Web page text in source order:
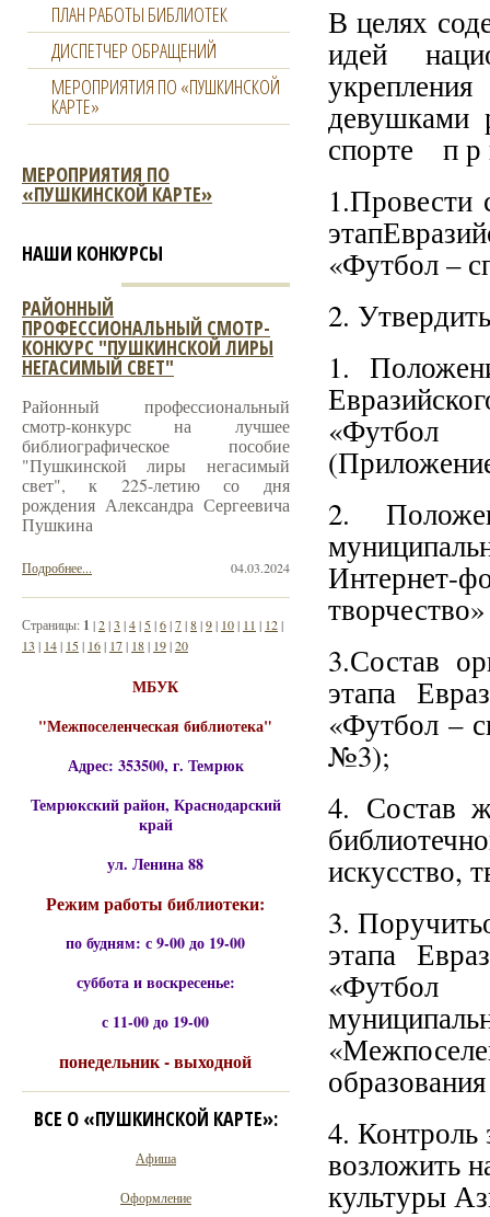
В целях
идей
девушками
спорте п р
1.Провести
«Футбол –
2.
1.
«Футбол
2.
3.Состав
этапа
«Футбол –
№3);
4. Состав
искусство,
3.
этапа
«Футбол
4. Контроль
возложить
культуры
ПЛАН РАБОТЫ БИБЛИОТЕК
ДИСПЕТЧЕР ОБРАЩЕНИЙ
МЕРОПРИЯТИЯ ПО «ПУШКИНСКОЙ
КАРТЕ»
МЕРОПРИЯТИЯ ПО
«ПУШКИНСКОЙ КАРТЕ»
НАШИ КОНКУРСЫ
РАЙОННЫЙ
ПРОФЕССИОНАЛЬНЫЙ СМОТР-
КОНКУРС "ПУШКИНСКОЙ ЛИРЫ
НЕГАСИМЫЙ СВЕТ"
Районный профессиональный
смотр-конкурс на лучшее
библиографическое пособие
"Пушкинской лиры негасимый
свет", к 225-летию со дня
рождения Александра Сергеевича
Пушкина
04.03.2024
Подробнее...
Страницы: 1 |2|3 |4| 5|6|7|8|9| 10| 11 | 12|
13 | 14| 15| 16| 17| 18| 19|20
МБУК
"Межпоселенческая библиотека"
Адрес: 353500, г. Темрюк
Темрюкский район, Краснодарский
край
ул. Ленина 88
Режим работы библиотеки:
по будням: с 9-00 до 19-00
суббота и воскресенье:
с 11-00 до 19-00
понедельник - выходной
ВСЕ О «ПУШКИНСКОЙ КАРТЕ»:
Афиша
Оформление